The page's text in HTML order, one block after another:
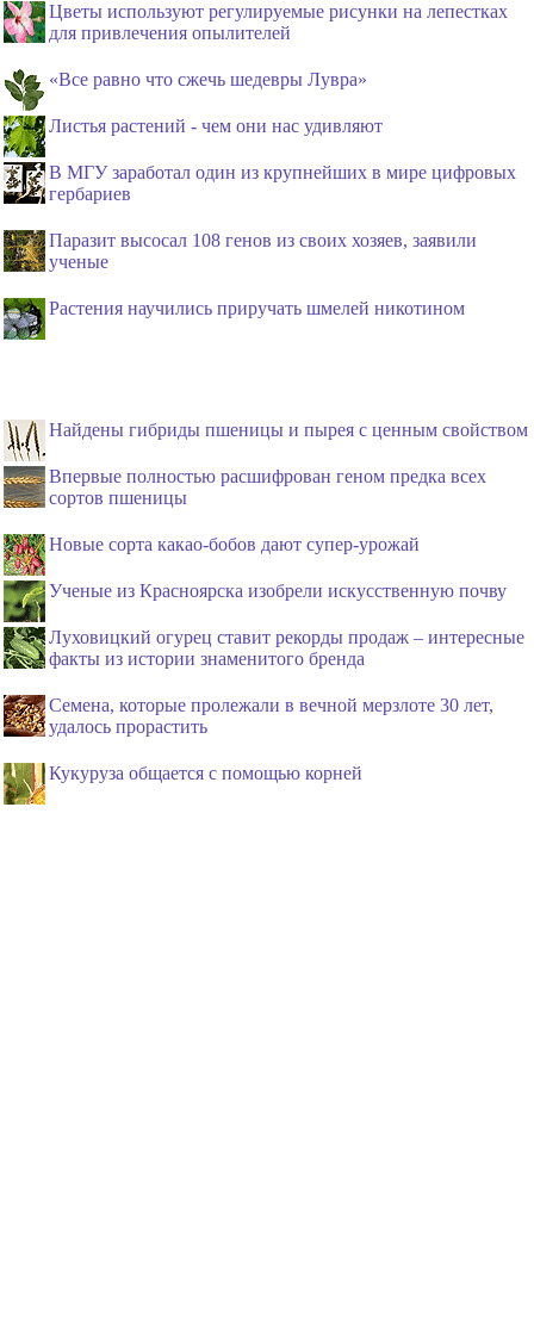
Цветы используют регулируемые рисунки на лепестках
для привлечения опылителей
«Все равно что сжечь шедевры Лувра»
Листья растений - чем они нас удивляют
В МГУ заработал один из крупнейших в мире цифровых
гербариев
Паразит высосал 108 генов из своих хозяев, заявили
ученые
Растения научились приручать шмелей никотином
Найдены гибриды пшеницы и пырея с ценным свойством
Впервые полностью расшифрован геном предка всех
сортов пшеницы
Новые сорта какао-бобов дают супер-урожай
Ученые из Красноярска изобрели искусственную почву
Луховицкий огурец ставит рекорды продаж – интересные
факты из истории знаменитого бренда
Семена, которые пролежали в вечной мерзлоте 30 лет,
удалось прорастить
Кукуруза общается с помощью корней